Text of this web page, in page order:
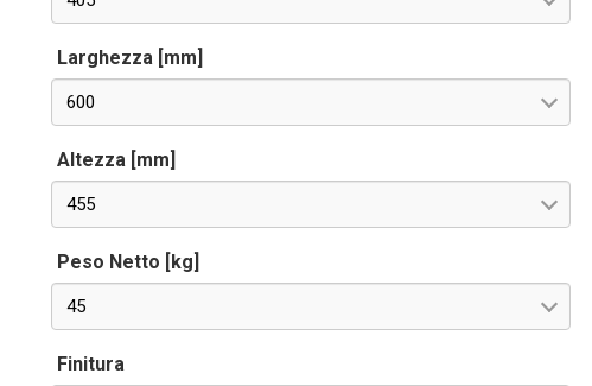
Larghezza [mm]
600
Altezza [mm]
455
Peso Netto [kg]
45
Finitura